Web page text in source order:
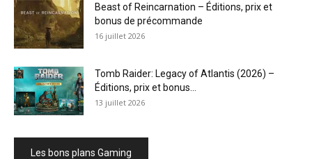
Beast of Reincarnation – Éditions, prix et
bonus de précommande
16 juillet 2026
Tomb Raider: Legacy of Atlantis (2026) –
Éditions, prix et bonus...
13 juillet 2026
Les bons plans Gaming